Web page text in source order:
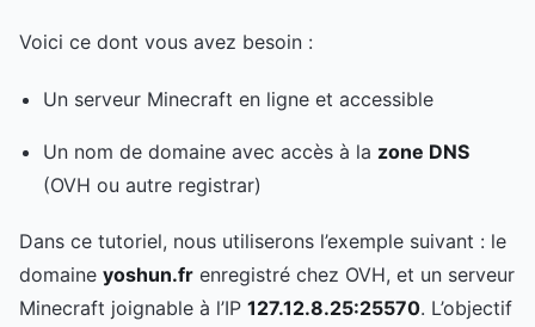
Voici ce dont vous avez besoin :
Un serveur Minecraft en ligne et accessible
Un nom de domaine avec accès à la zone DNS
(OVH ou autre registrar)
Dans ce tutoriel, nous utiliserons l’exemple suivant : le
domaine yoshun.fr enregistré chez OVH, et un serveur
Minecraft joignable à l’IP 127.12.8.25:25570. L’objectif